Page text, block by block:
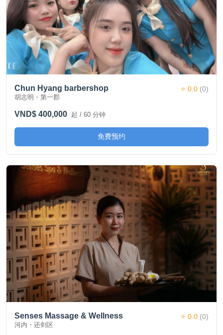
Chun Hyang barbershop
胡志明・第一郡
⭐ 0.0 (0)
VND$ 400,000 起 / 60 分钟
免费预约
Senses Massage & Wellness
河内・还剑区
⭐ 0.0 (0)